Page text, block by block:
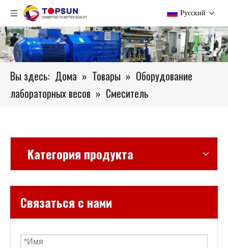
Pусский
Вы здесь: Дома » Товары » Оборудование
лабораторных весов » Смеситель
Категория продукта
Связаться с нами